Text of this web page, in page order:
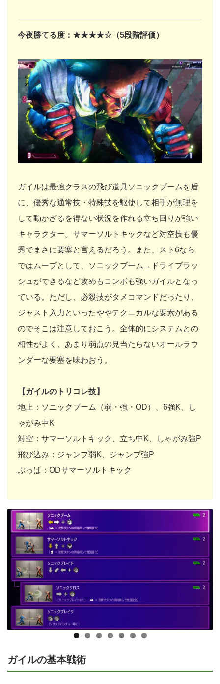
今夜勝てる度：★★★★☆（5段階評価）
ガイルは最強クラスの飛び道具ソニックブームを盾
に、優秀な通常技・特殊技を駆使して相手が無理を
して動かざるを得ない状況を作れる立ち回りが強い
キャラクター。サマーソルトキックなど対空技も優
秀でまさに要塞と言えるだろう。また、スト6なら
ではムーブとして、ソニックブーム→ドライブラッ
シュができるなど攻めもコンボも強いガイルとなっ
ている。ただし、必殺技がタメコマンドだったり、
ジャスト入力といったややテクニカルな要素がある
のでそこは注意しておこう。全体的にシステムとの
相性がよく、あまり弱点の見当たらないオールラウ
ンダーな要塞を味わおう。
【ガイルのトリコレ技】
地上：ソニックブーム（弱・強・OD）、6強K、し
ゃがみ中K
対空：サマーソルトキック、立ち中K、しゃがみ強P
飛び込み：ジャンプ弱K、ジャンプ強P
ぶっぱ：ODサマーソルトキック
ガイルの基本戦術